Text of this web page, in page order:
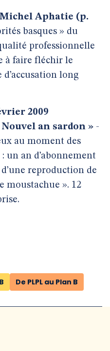
Aphatie (p.
basques » du
professionnelle
à faire fléchir le
long
2009
an sardon » -
au moment des
un an d’abonnement
reproduction de
moustachue ». 12
De PLPL au Plan B